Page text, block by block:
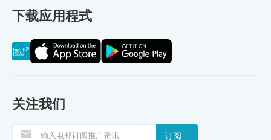
下载应用程式
关注我们
订阅